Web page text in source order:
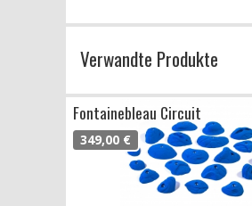
Verwandte Produkte
Fontainebleau Circuit
349,00 €